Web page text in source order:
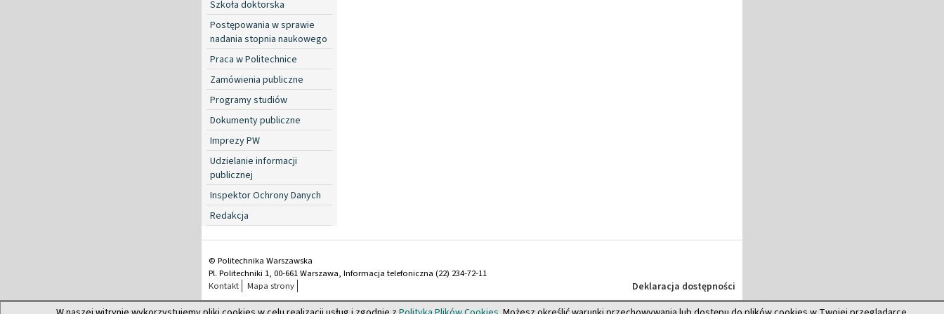
Szkoła doktorska
Postępowania w sprawie
nadania stopnia naukowego
Praca w Politechnice
Zamówienia publiczne
Programy studiów
Dokumenty publiczne
Imprezy PW
Udzielanie informacji
publicznej
Inspektor Ochrony Danych
Redakcja
© Politechnika Warszawska
Pl. Politechniki 1, 00-661 Warszawa, Informacja telefoniczna (22) 234-72-11
Kontakt
Mapa strony Deklaracja dostępności